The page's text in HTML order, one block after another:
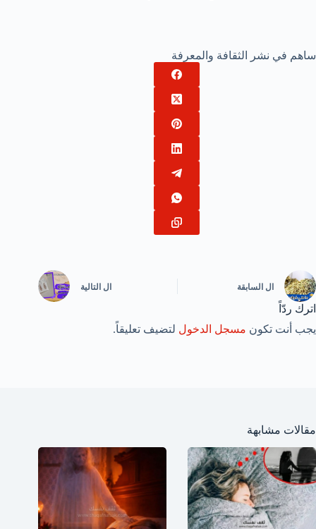
ساهم في نشر الثقافة والمعرفة
ال السابقة ال التالية
اترك ردّاً
يجب أنت تكون مسجل الدخول لتضيف تعليقاً.
مقالات مشابهة